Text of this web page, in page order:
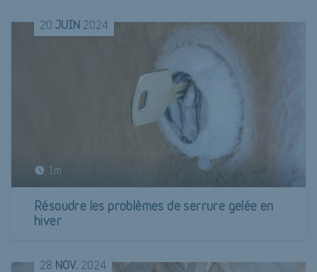
20 JUIN 2024
1m
Résoudre les problèmes de serrure gelée en
hiver
28 NOV. 2024